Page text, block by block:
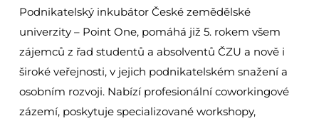
Podnikatelský inkubátor České zemědělské
univerzity – Point One, pomáhá již 5. rokem všem
zájemců z řad studentů a absolventů ČZU a nově i
široké veřejnosti, v jejich podnikatelském snažení a
osobním rozvoji. Nabízí profesionální coworkingové
zázemí, poskytuje specializované workshopy,